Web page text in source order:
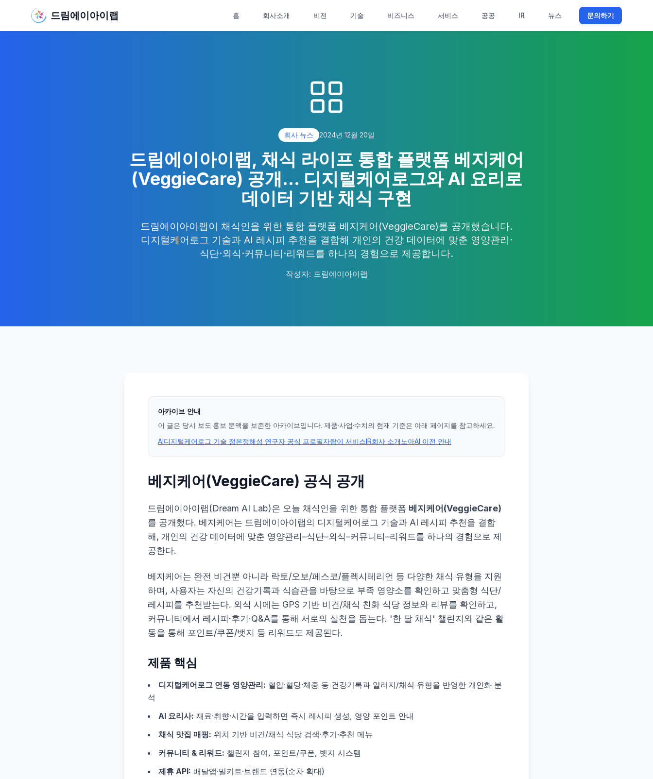
드림에이아이랩 홈 회사소개 비전 기술 비즈니스 서비스 공공 IR 뉴스 문의하기
회사 뉴스 2024년 12월 20일
드림에이아이랩, 채식 라이프 통합 플랫폼 베지케어
(VeggieCare) 공개… 디지털케어로그와 AI 요리로
데이터 기반 채식 구현
드림에이아이랩이 채식인을 위한 통합 플랫폼 베지케어(VeggieCare)를 공개했습니다.
디지털케어로그 기술과 AI 레시피 추천을 결합해 개인의 건강 데이터에 맞춘 영양관리·
식단·외식·커뮤니티·리워드를 하나의 경험으로 제공합니다.
작성자: 드림에이아이랩
아카이브 안내
이 글은 당시 보도·홍보 문맥을 보존한 아카이브입니다. 제품·사업·수치의 현재 기준은 아래 페이지를 참고하세요.
AI디지털케어로그 기술 정본정해성 연구자 공식 프로필자람이 서비스IR회사 소개 노아AI 이전 안내
베지케어(VeggieCare) 공식 공개
드림에이아이랩(Dream AI Lab)은 오늘 채식인을 위한 통합 플랫폼 베지케어(VeggieCare)
를 공개했다. 베지케어는 드림에이아이랩의 디지털케어로그 기술과 AI 레시피 추천을 결합
해, 개인의 건강 데이터에 맞춘 영양관리–식단–외식–커뮤니티–리워드를 하나의 경험으로 제
공한다.
베지케어는 완전 비건뿐 아니라 락토/오보/페스코/플렉시테리언 등 다양한 채식 유형을 지원
하며, 사용자는 자신의 건강기록과 식습관을 바탕으로 부족 영양소를 확인하고 맞춤형 식단/
레시피를 추천받는다. 외식 시에는 GPS 기반 비건/채식 친화 식당 정보와 리뷰를 확인하고,
커뮤니티에서 레시피·후기·Q&A를 통해 서로의 실천을 돕는다. '한 달 채식' 챌린지와 같은 활
동을 통해 포인트/쿠폰/뱃지 등 리워드도 제공된다.
제품 핵심
디지털케어로그 연동 영양관리: 혈압·혈당·체중 등 건강기록과 알러지/채식 유형을 반영한 개인화 분
석
AI 요리사: 재료·취향·시간을 입력하면 즉시 레시피 생성, 영양 포인트 안내
채식 맛집 매핑: 위치 기반 비건/채식 식당 검색·후기·추천 메뉴
커뮤니티 & 리워드: 챌린지 참여, 포인트/쿠폰, 뱃지 시스템
제휴 API: 배달앱·밀키트·브랜드 연동(순차 확대)